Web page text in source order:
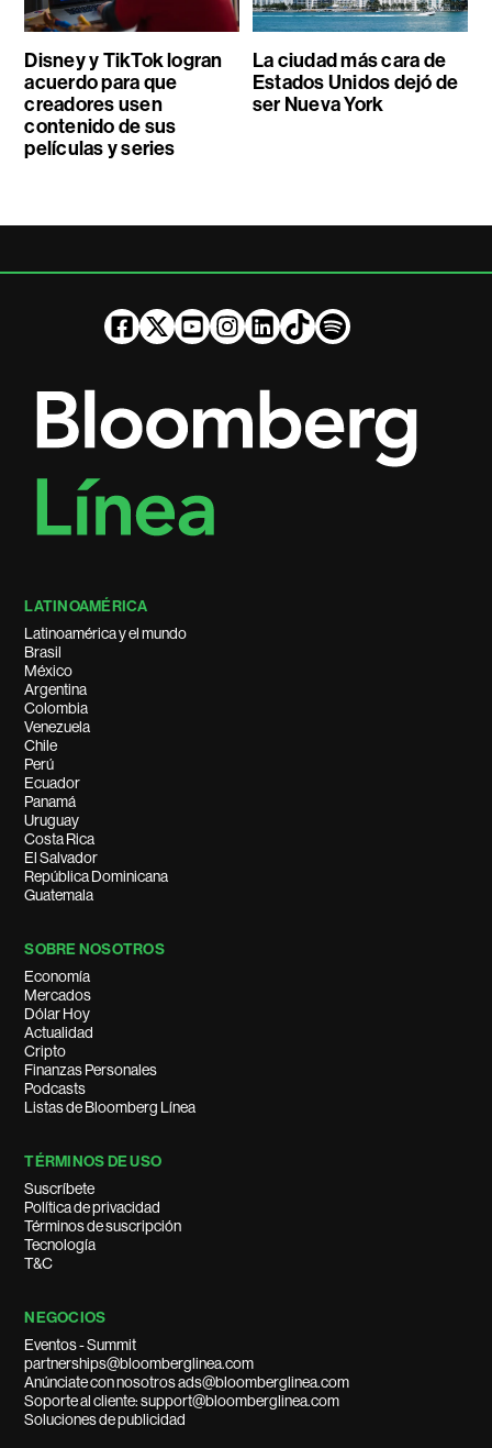
Disney y TikTok logran
acuerdo para que
creadores usen
contenido de sus
películas y series
La ciudad más cara de
Estados Unidos dejó de
ser Nueva York
LATINOAMÉRICA
Latinoamérica y el mundo
Brasil
México
Argentina
Colombia
Venezuela
Chile
Perú
Ecuador
Panamá
Uruguay
Costa Rica
El Salvador
República Dominicana
Guatemala
SOBRE NOSOTROS
Economía
Mercados
Dólar Hoy
Actualidad
Cripto
Finanzas Personales
Podcasts
Listas de Bloomberg Línea
TÉRMINOS DE USO
Suscríbete
Política de privacidad
Términos de suscripción
Tecnología
T&C
NEGOCIOS
Eventos - Summit
partnerships@bloomberglinea.com
Anúnciate con nosotros ads@bloomberglinea.com
Soporte al cliente: support@bloomberglinea.com
Soluciones de publicidad